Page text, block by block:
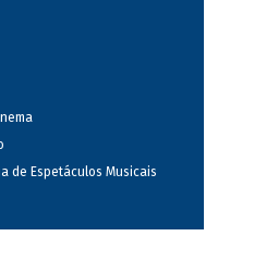
de Espetáculos Musicais